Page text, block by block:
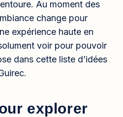
Au moment des
change pour
expérience haute en
voir pour pouvoir
dans cette liste d’idées
explorer